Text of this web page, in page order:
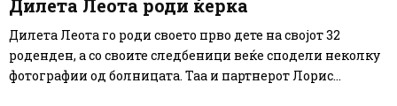
Дилета Леота роди ќерка
Дилета Леота го роди своето прво дете на својот 32
роденден, а со своите следбеници веќе сподели неколку
фотографии од болницата. Таа и партнерот Лорис...